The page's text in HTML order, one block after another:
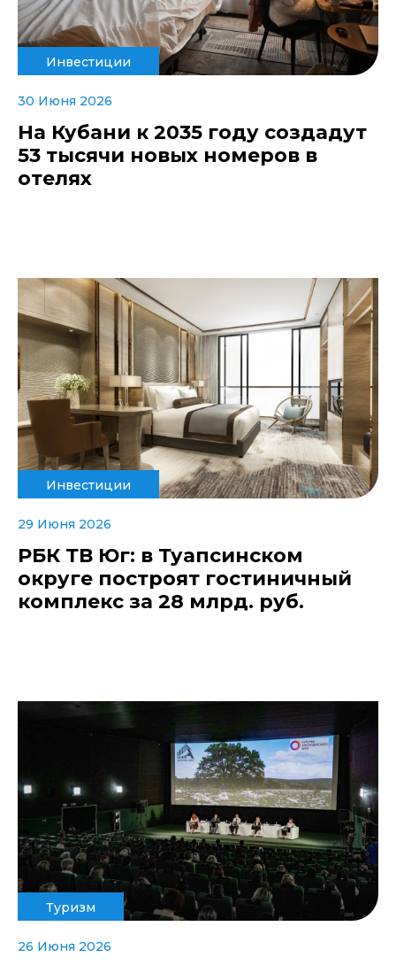
Инвестиции
30 Июня 2026
На Кубани к 2035 году создадут
53 тысячи новых номеров в
отелях
Инвестиции
29 Июня 2026
РБК ТВ Юг: в Туапсинском
округе построят гостиничный
комплекс за 28 млрд. руб.
Туризм
26 Июня 2026